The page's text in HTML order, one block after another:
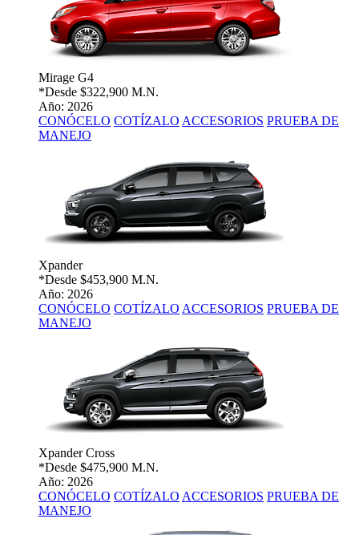
Mirage G4
*Desde $322,900 M.N.
Año: 2026
CONÓCELO COTÍZALO ACCESORIOS PRUEBA DE
MANEJO
Xpander
*Desde $453,900 M.N.
Año: 2026
CONÓCELO COTÍZALO ACCESORIOS PRUEBA DE
MANEJO
Xpander Cross
*Desde $475,900 M.N.
Año: 2026
CONÓCELO COTÍZALO ACCESORIOS PRUEBA DE
MANEJO